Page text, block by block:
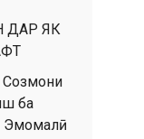
ДАР ЯК
ба
Эмомалӣ